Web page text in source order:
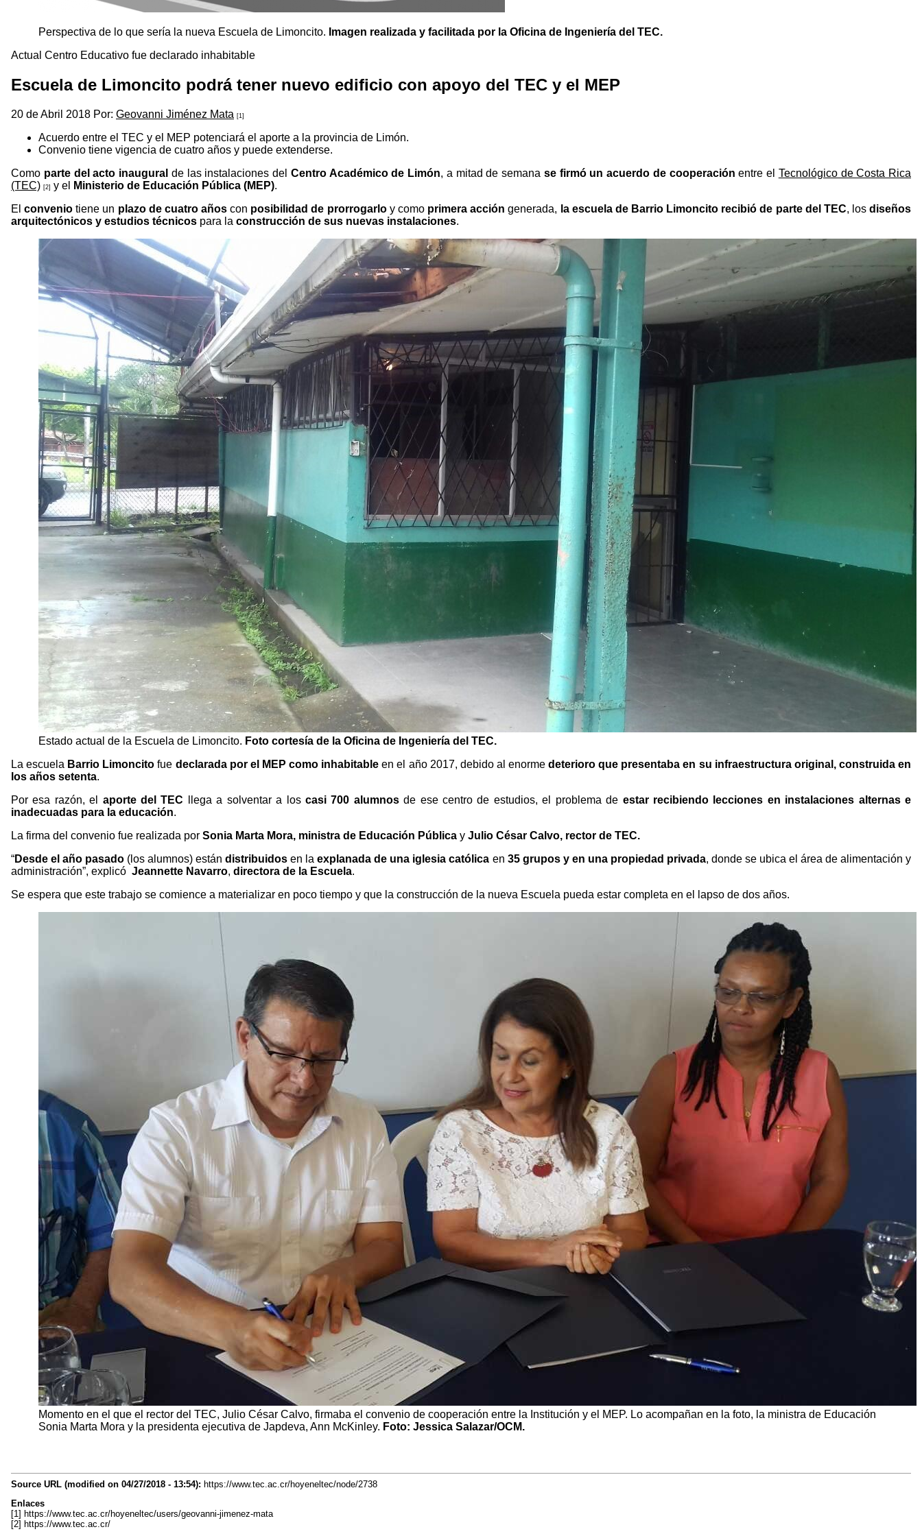
Perspectiva de lo que sería la nueva Escuela de Limoncito. Imagen realizada y facilitada por la Oficina de Ingeniería del TEC.
Actual Centro Educativo fue declarado inhabitable
Escuela de Limoncito podrá tener nuevo edificio con apoyo del TEC y el MEP
20 de Abril 2018 Por: Geovanni Jiménez Mata [1]
Acuerdo entre el TEC y el MEP potenciará el aporte a la provincia de Limón.
Convenio tiene vigencia de cuatro años y puede extenderse.
Como parte del acto inaugural de las instalaciones del Centro Académico de Limón, a mitad de semana se firmó un acuerdo de cooperación entre el Tecnológico de Costa Rica
(TEC) [2] y el Ministerio de Educación Pública (MEP).
Elconvenio tiene un plazo de cuatro años con posibilidad de prorrogarloy como primera acción generada, la escuela de Barrio Limoncito recibió de parte del TEC, losdiseños
arquitectónicos y estudios técnicos para la construcción de sus nuevas instalaciones.
Estado actual de la Escuela de Limoncito. Foto cortesía de la Oficina de Ingeniería del TEC.
La escuela Barrio Limoncito fue declarada por el MEP como inhabitable en el año 2017, debido al enormedeterioro que presentaba en su infraestructura original, construida en
los años setenta.
Por esa razón, el aporte del TEC llega a solventar a los casi 700 alumnosde ese centro de estudios, el problema de estar recibiendo lecciones en instalaciones alternas e
inadecuadas para la educación.
La firma del convenio fue realizada por Sonia Marta Mora, ministra de Educación Pública y Julio César Calvo, rector de TEC.
“Desde el año pasado (los alumnos) estándistribuidos en laexplanada de una iglesia católica en 35 grupos y en una propiedad privada, donde se ubica el área de alimentación y
administración”, explicó Jeannette Navarro, directora de la Escuela.
Se espera que este trabajo se comience a materializar en poco tiempo y que la construcción de la nueva Escuela pueda estar completa en el lapso de dos años.
Momento en el que el rector del TEC, Julio César Calvo, firmaba el convenio de cooperación entre la Institución y el MEP. Lo acompañan en la foto, la ministra de Educación
Sonia Marta Mora y la presidenta ejecutiva de Japdeva, Ann McKinley. Foto: Jessica Salazar/OCM.
Source URL (modified on 04/27/2018 - 13:54): https://www.tec.ac.cr/hoyeneltec/node/2738
Enlaces
[1] https://www.tec.ac.cr/hoyeneltec/users/geovanni-jimenez-mata
[2] https://www.tec.ac.cr/